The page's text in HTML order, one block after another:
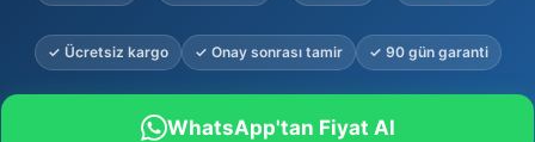
✓ Ücretsiz kargo ✓ Onay sonrası tamir ✓ 90 gün garanti
WhatsApp'tan Fiyat Al